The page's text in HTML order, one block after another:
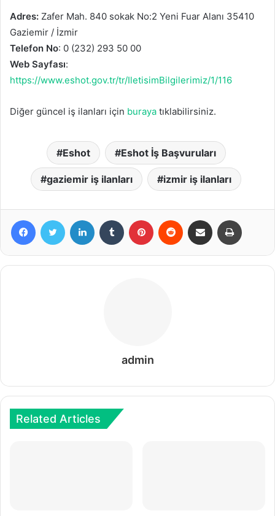
Adres: Zafer Mah. 840 sokak No:2 Yeni Fuar Alanı 35410
Gaziemir / İzmir
Telefon No: 0 (232) 293 50 00
Web Sayfası:
https://www.eshot.gov.tr/tr/IletisimBilgilerimiz/1/116
Diğer güncel iş ilanları için buraya tıklabilirsiniz.
Eshot Eshot İş Başvuruları
gaziemir iş ilanları izmir iş ilanları
admin
Related Articles